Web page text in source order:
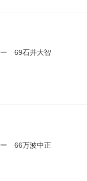
69石井大智
66万波中正